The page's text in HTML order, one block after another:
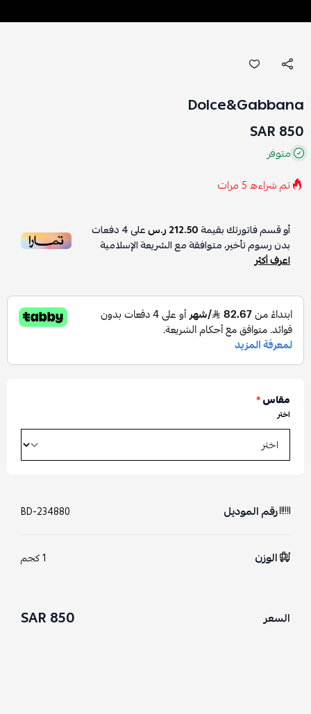
Dolce&Gabbana
850 SAR
متوفر
تم شراءه5مرات
أو قسم فاتورتك بقيمة212.50 ر.س على4دفعات
بدون رسوم تأخير، متوافقة مع الشريعة الإسلامية
اعرف أكثر
مقاس*
اختر
رقم الموديل BD-234880
الوزن 1 كجم
السعر 850 SAR